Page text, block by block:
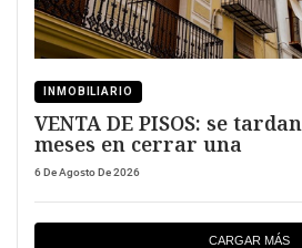
INMOBILIARIO
VENTA DE PISOS: se
meses en cerrar una
6 De Agosto De 2026
CARGAR MÁS